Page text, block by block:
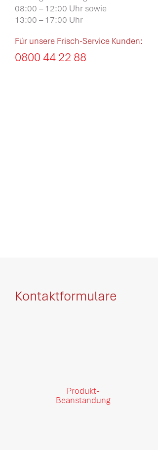
08:00 – 12:00 Uhr sowie
13:00 – 17:00 Uhr
Für unsere Frisch-Service Kunden:
0800 44 22 88
Kontaktformulare
Produkt-
Beanstandung